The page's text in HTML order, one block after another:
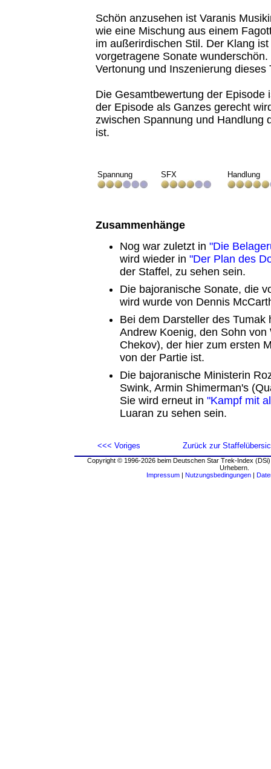
Schön anzusehen ist Varanis
wie eine Mischung aus einem
im außerirdischen Stil. Der Klang
vorgetragene Sonate
Vertonung und Inszenierung dieses
Die Gesamtbewertung der Episode
der Episode als Ganzes gerecht
zwischen Spannung und Handlung
ist.
Spannung SFX Handlung
Zusammenhänge
Nog war zuletzt in "Die
wird wieder in "Der Plan des
der Staffel, zu sehen sein.
Die bajoranische Sonate, die
wird wurde von Dennis
Bei dem Darsteller des Tumak
Andrew Koenig, den Sohn von
Chekov), der hier zum ersten
von der Partie ist.
Die bajoranische Ministerin
Swink, Armin Shimerman's
Sie wird erneut in "Kampf mit
Luaran zu sehen sein.
<<< Voriges Zurück zur
Copyright © 1996-2026 beim Deutschen Star Trek-Index
Urhebern.
Impressum | Nutzungsbedingungen |